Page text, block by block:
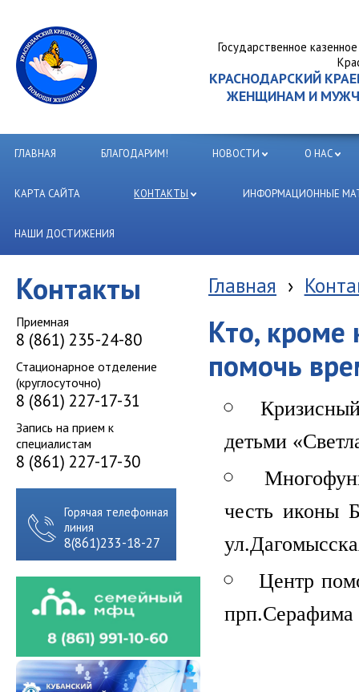
Государственное
КРАСНОДАРСКИЙ
ЖЕНЩИНАМ И
ГЛАВНАЯ БЛАГОДАРИМ! НОВОСТИ О НАС
КАРТА САЙТА КОНТАКТЫ ИНФОРМАЦИОННЫЕ
НАШИ ДОСТИЖЕНИЯ
Контакты
Приемная
8 (861) 235-24-80
Стационарное отделение
(круглосуточно)
8 (861) 227-17-31
Запись на прием к
специалистам
8 (861) 227-17-30
Горячая телефонная
линия
8(861)233-18-27
Главная ›
Кто, кроме
помочь
детьми
честь иконы
Центр
прп.Серафима